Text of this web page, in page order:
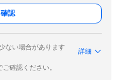
認
ない場合があります
詳細
確認ください。